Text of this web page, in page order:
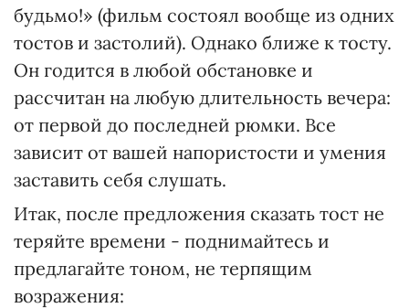
будьмо!» (фильм состоял вообще из одних
тостов и застолий). Однако ближе к тосту.
Он годится в любой обстановке и
рассчитан на любую длительность вечера:
от первой до последней рюмки. Все
зависит от вашей напористости и умения
заставить себя слушать.
Итак, после предложения сказать тост не
теряйте времени - поднимайтесь и
предлагайте тоном, не терпящим
возражения: